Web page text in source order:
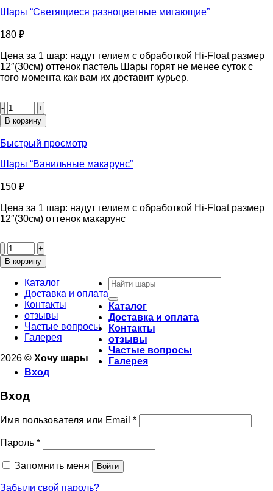
Шары “Светящиеся разноцветные мигающие”
180 ₽
Цена за 1 шар: надут гелием с обработкой Hi-Float размер
12″(30см) оттенок пастель Шары горят не менее суток с
того момента как вам их доставит курьер.
товара
Шары
разноцветные
В корзину
Быстрый просмотр
Шары “Ванильные макарунс”
150 ₽
Цена за 1 шар: надут гелием с обработкой Hi-Float размер
12″(30см) оттенок макарунс
товара
Шары
макарунс"
В корзину
Каталог
Доставка и оплата
Контакты
отзывы
Частые вопросы
Галерея
2026 © Хочу шары
Искать:
Каталог
Доставка и оплата
Контакты
отзывы
Частые вопросы
Галерея
Вход
Вход
Имя пользователя или Email *
Пароль *
Запомнить меня Войти
Забыли свой пароль?